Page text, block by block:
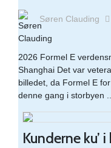
Søren Clauding
2026 Formel E
Shanghai Det var
billedet, da Formel E
denne gang i storbyen ...
Kunderne ku’